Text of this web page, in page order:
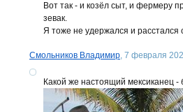
Вот так - и козёл сыт, и фермеру
зевак.
Я тоже не удержался и расстался
Смольников Владимир, 7 февраля
Какой же настоящий мексиканец